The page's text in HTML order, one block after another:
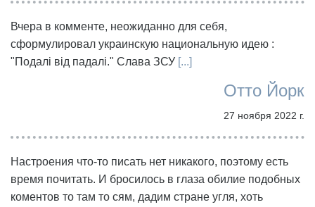
Вчера в комменте, неожиданно для себя,
сформулировал украинскую национальную идею :
"Подалі від падалі." Слава ЗСУ [...]
Отто Йорк
27 ноября 2022 г.
Настроения что-то писать нет никакого, поэтому есть
время почитать. И бросилось в глаза обилие подобных
коментов то там то сям, дадим стране угля, хоть